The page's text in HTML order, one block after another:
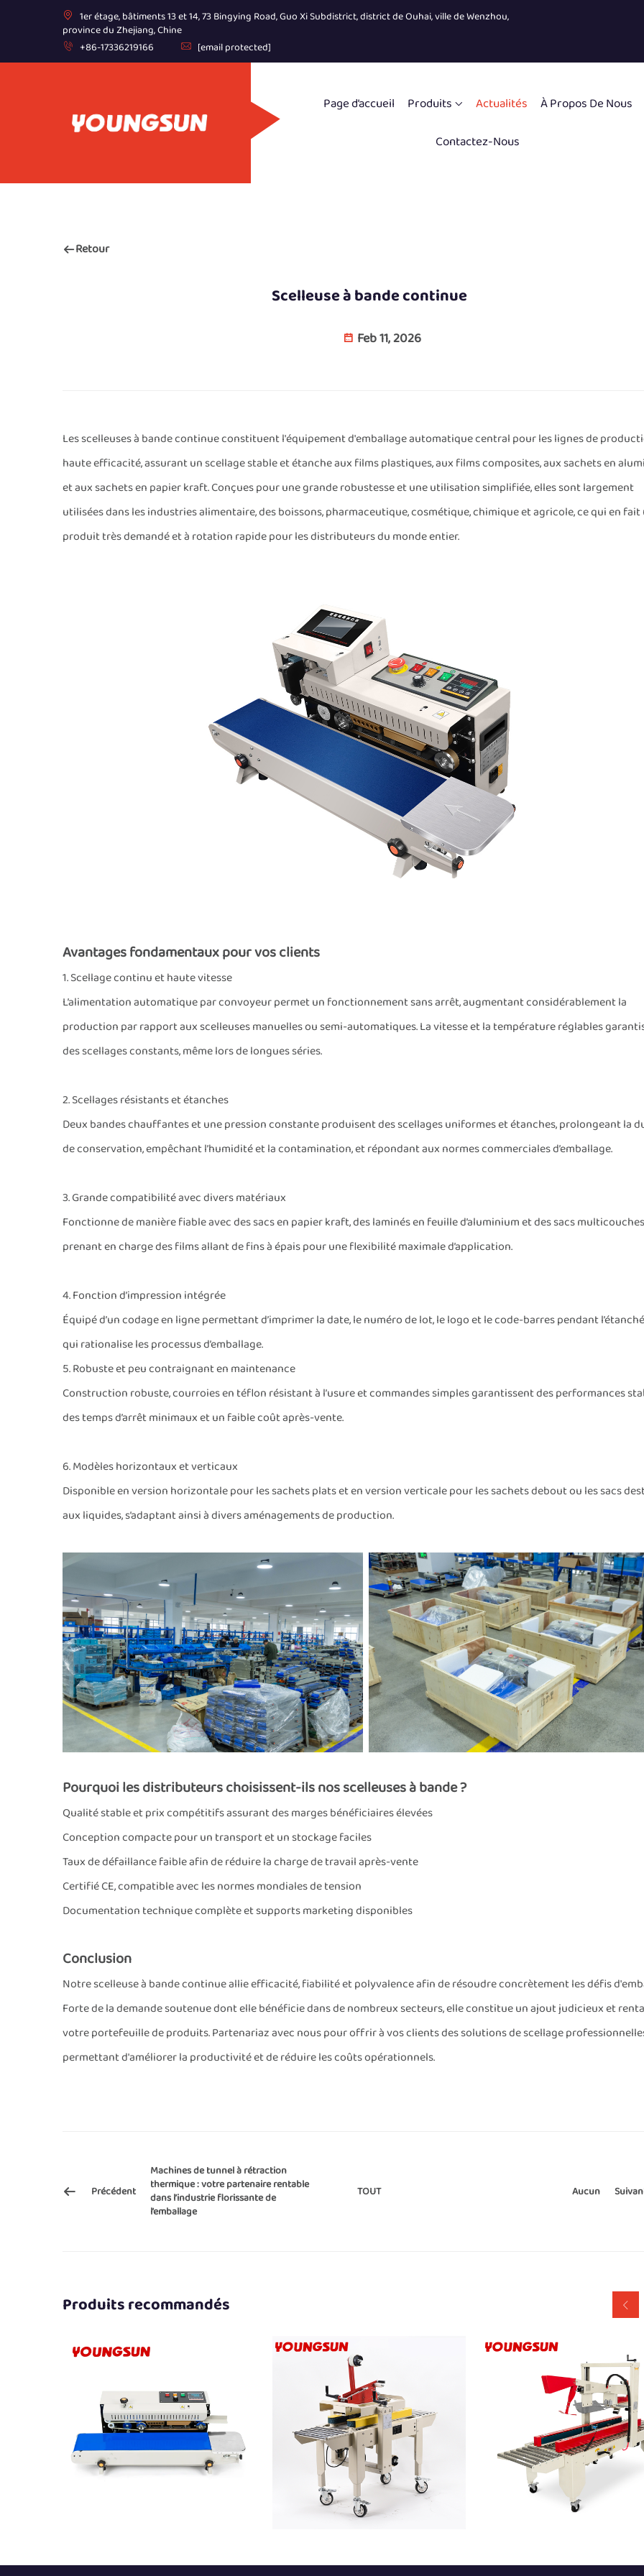
1er étage, bâtiments 13 et 14, 73 Bingying Road, Guo Xi Subdistrict, district de Ouhai, ville de Wenzhou,
province du Zhejiang, Chine
+86-17336219166
[email protected]
Page d’accueil Produits Actualités
À Propos De Nous
Contactez-Nous
Retour
Scelleuse à bande continue
Feb 11, 2026
Les scelleuses à bande continue constituent l'équipement d'emballage automatique central pour les lignes de
haute efficacité, assurant un scellage stable et étanche aux films plastiques, aux films composites, aux sachets en
et aux sachets en papier kraft. Conçues pour une grande robustesse et une utilisation simplifiée, elles sont largement
utilisées dans les industries alimentaire, des boissons, pharmaceutique, cosmétique, chimique et agricole, ce qui en fait
produit très demandé et à rotation rapide pour les distributeurs du monde entier.
Avantages fondamentaux pour vos clients
1. Scellage continu et haute vitesse
L’alimentation automatique par convoyeur permet un fonctionnement sans arrêt, augmentant considérablement la
production par rapport aux scelleuses manuelles ou semi-automatiques. La vitesse et la température réglables
des scellages constants, même lors de longues séries.
2. Scellages résistants et étanches
Deux bandes chauffantes et une pression constante produisent des scellages uniformes et étanches, prolongeant la
de conservation, empêchant l’humidité et la contamination, et répondant aux normes commerciales d’emballage.
3. Grande compatibilité avec divers matériaux
Fonctionne de manière fiable avec des sacs en papier kraft, des laminés en feuille d’aluminium et des sacs
prenant en charge des films allant de fins à épais pour une flexibilité maximale d’application.
4. Fonction d’impression intégrée
Équipé d’un codage en ligne permettant d’imprimer la date, le numéro de lot, le logo et le code-barres pendant
qui rationalise les processus d’emballage.
5. Robuste et peu contraignant en maintenance
Construction robuste, courroies en téflon résistant à l’usure et commandes simples garantissent des performances
des temps d’arrêt minimaux et un faible coût après-vente.
6. Modèles horizontaux et verticaux
Disponible en version horizontale pour les sachets plats et en version verticale pour les sachets debout ou les sacs
aux liquides, s’adaptant ainsi à divers aménagements de production.
Pourquoi les distributeurs choisissent-ils nos scelleuses à bande ?
Qualité stable et prix compétitifs assurant des marges bénéficiaires élevées
Conception compacte pour un transport et un stockage faciles
Taux de défaillance faible afin de réduire la charge de travail après-vente
Certifié CE, compatible avec les normes mondiales de tension
Documentation technique complète et supports marketing disponibles
Conclusion
Notre scelleuse à bande continue allie efficacité, fiabilité et polyvalence afin de résoudre concrètement les défis
Forte de la demande soutenue dont elle bénéficie dans de nombreux secteurs, elle constitue un ajout judicieux et
votre portefeuille de produits. Partenariaz avec nous pour offrir à vos clients des solutions de scellage
permettant d'améliorer la productivité et de réduire les coûts opérationnels.
Précédent
Machines de tunnel à rétraction
thermique : votre partenaire rentable
dans l’industrie florissante de
l’emballage
TOUT Aucun
Produits recommandés